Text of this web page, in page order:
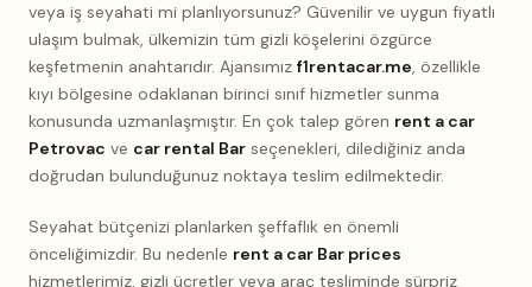
veya iş seyahati mi planlıyorsunuz? Güvenilir ve uygun fiyatlı
ulaşım bulmak, ülkemizin tüm gizli köşelerini özgürce
keşfetmenin anahtarıdır. Ajansımız f1rentacar.me, özellikle
kıyı bölgesine odaklanan birinci sınıf hizmetler sunma
konusunda uzmanlaşmıştır. En çok talep gören rent a car
Petrovac ve car rental Bar seçenekleri, dilediğiniz anda
doğrudan bulunduğunuz noktaya teslim edilmektedir.
Seyahat bütçenizi planlarken şeffaflık en önemli
önceliğimizdir. Bu nedenle rent a car Bar prices
hizmetlerimiz, gizli ücretler veya araç tesliminde sürpriz